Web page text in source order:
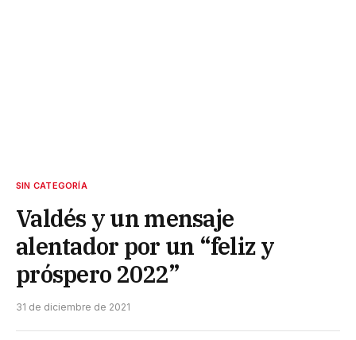
SIN CATEGORÍA
Valdés y un mensaje
alentador por un “feliz y
próspero 2022”
31 de diciembre de 2021